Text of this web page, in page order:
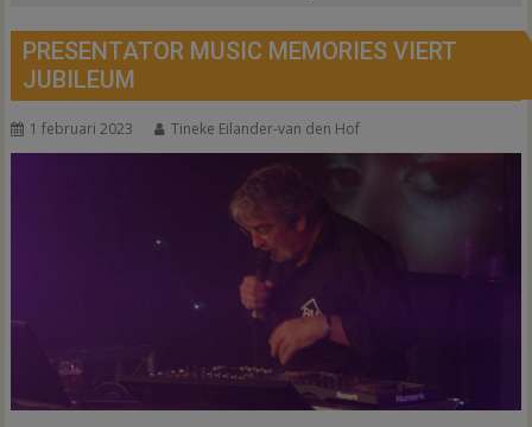
PRESENTATOR MUSIC MEMORIES VIERT
JUBILEUM
1 februari 2023 Tineke Eilander-van den Hof